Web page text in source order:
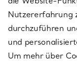
ÜBER TIFFANY &
RECHTLICHE
Nutzererfahrung
durchzuführen
und
Um mehr über